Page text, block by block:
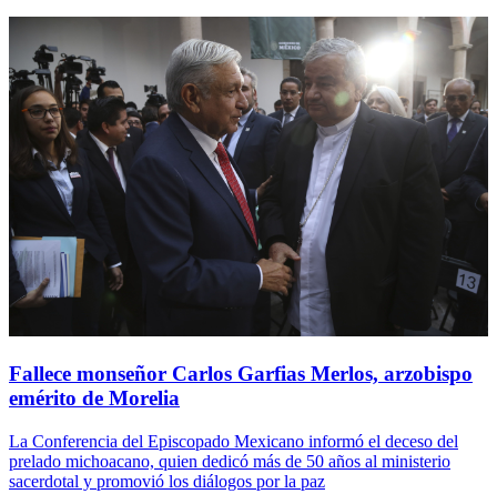
Fallece monseñor Carlos Garfias Merlos, arzobispo
emérito de Morelia
La Conferencia del Episcopado Mexicano informó el deceso del
prelado michoacano, quien dedicó más de 50 años al ministerio
sacerdotal y promovió los diálogos por la paz